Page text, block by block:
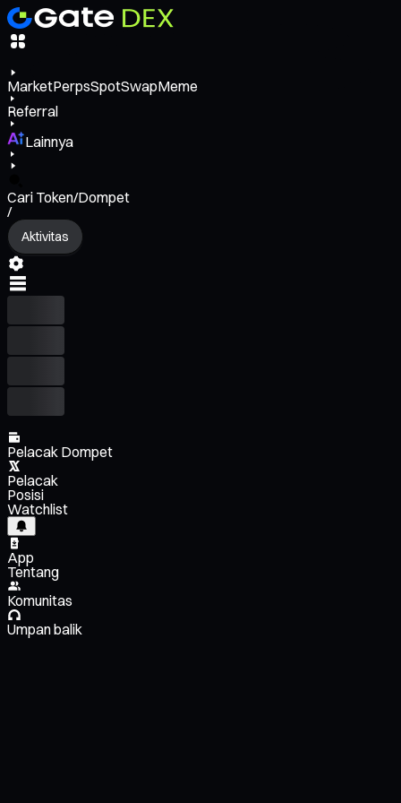
MarketPerpsSpotSwapMeme
Referral
Lainnya
Cari Token/Dompet
/
Aktivitas
Pelacak Dompet
Pelacak
Posisi
Watchlist
App
Tentang
Komunitas
Umpan balik